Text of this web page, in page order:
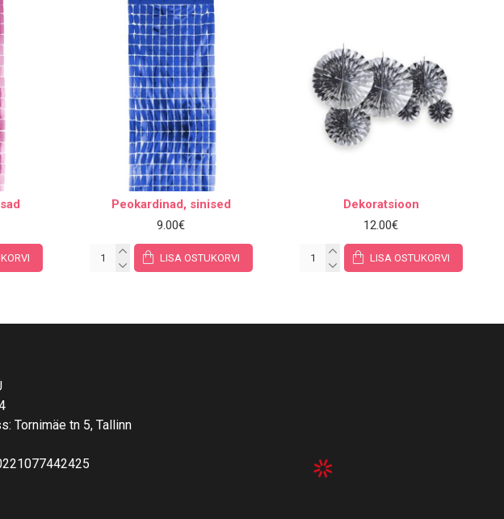
Peokardinad, sinised
9.00€
LISA OSTUKORVI
Dekoratsioon
12.00€
LISA OSTUKORVI
Tornimäe tn 5, Tallinn